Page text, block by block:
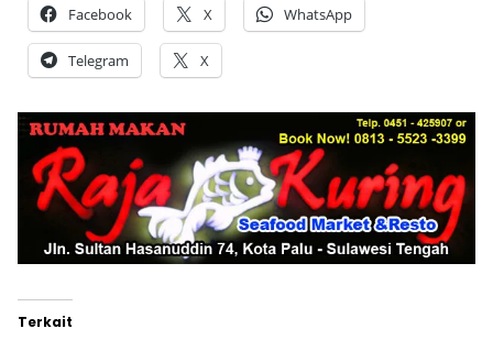
Facebook X WhatsApp
Telegram X
Terkait